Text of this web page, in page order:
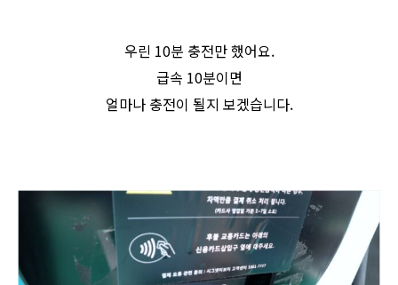
우린 10분 충전만 했어요.
급속 10분이면
얼마나 충전이 될지 보겠습니다.